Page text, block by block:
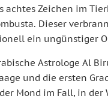
achtes Zeichen im
Dieser
ein ungünstiger
Astrologe Al
und die ersten
Mond im Fall, in der